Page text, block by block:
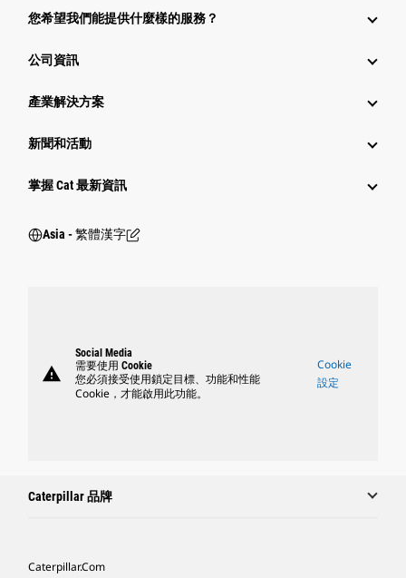
您希望我們能提供什麼樣的服務？
公司資訊
產業解決方案
新聞和活動
掌握 Cat 最新資訊
Asia - 繁體漢字
warning
Social Media
需要使用 Cookie
您必須接受使用鎖定目標、功能和性能
Cookie，才能啟用此功能。
Cookie
設定
Caterpillar 品牌
Caterpillar.com